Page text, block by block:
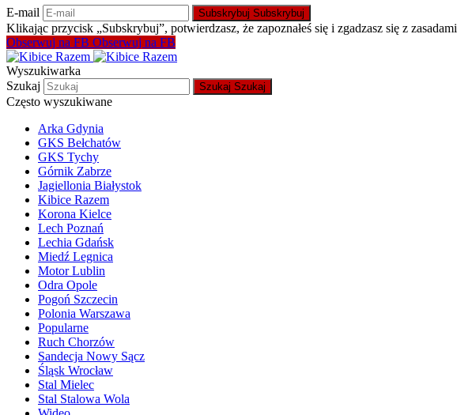
E-mail Subskrybuj Subskrybuj
Klikając przycisk „Subskrybuj”, potwierdzasz, że zapoznałeś się i zgadzasz się z zasadami
Obserwuj na FB Obserwuj na FB
Wyszukiwarka
Szukaj
Szukaj Szukaj
Często wyszukiwane
Arka Gdynia
GKS Bełchatów
GKS Tychy
Górnik Zabrze
Jagiellonia Białystok
Kibice Razem
Korona Kielce
Lech Poznań
Lechia Gdańsk
Miedź Legnica
Motor Lublin
Odra Opole
Pogoń Szczecin
Polonia Warszawa
Popularne
Ruch Chorzów
Sandecja Nowy Sącz
Śląsk Wrocław
Stal Mielec
Stal Stalowa Wola